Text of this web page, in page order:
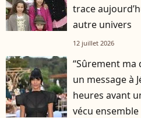
trace
autre univers
12 juillet 2026
“Sûrement ma
un message à
heures avant
vécu ensemble